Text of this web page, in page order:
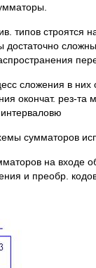
типов строятся
достаточно
сложения в
окончат. рез-та
сумматоров
на входе
и преобр.